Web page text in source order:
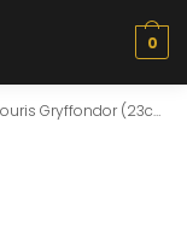
0
Gryffondor (23cm)